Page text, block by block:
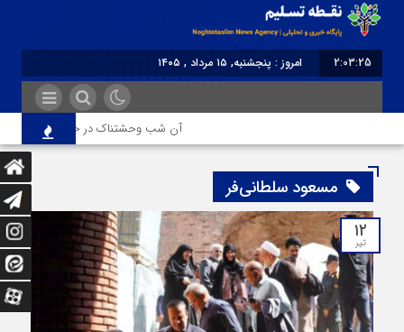
2:03:25
امروز : پنجشنبه, ۱۵ مرداد , ۱۴۰۵
آن شب وحشتناک در خانه «عصمت»
مسعود سلطانی‌فر
۱۲
تیر